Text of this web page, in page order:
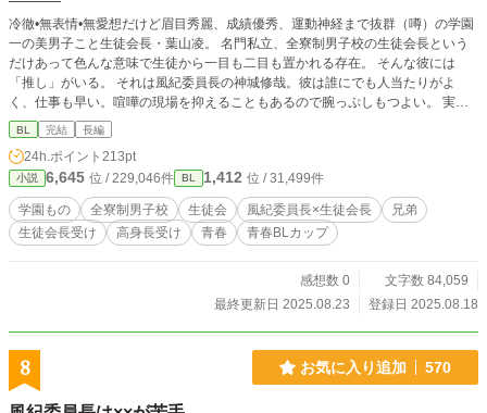
冷徹•無表情•無愛想だけど眉目秀麗、成績優秀、運動神経まで抜群（噂）の学園
一の美男子こと生徒会長・葉山凌。 名門私立、全寮制男子校の生徒会長という
だけあって色んな意味で生徒から一目も二目も置かれる存在。 そんな彼には
「推し」がいる。 それは風紀委員長の神城修哉。彼は誰にでも人当たりがよ
く、仕事も早い。喧嘩の現場を抑えることもあるので腕っぷしもつよい。 実は
生徒会長・葉山凌はコミュ症でビジュアルと家柄、風格だけでここまで上り詰め
た、エセカリスマ。実際はメソメソ泣いてばかりなので、本物のカリスマに憧れ
ている。 終始彼の弟である生徒会補佐の観察記録調で語る、推し活と片思いの
間で揺れる青春恋模様。 本編完結。番外編（after story）でその後の話や過去話
などを描いてます。 （番外編、after storyで生徒会補佐✖️転校生有。可愛い美少
年✖️高身長爽やか男子の話です）
BL 完結 長編
24h.ポイント 213pt
小説 6,645 位 / 229,046件 BL 1,412 位 / 31,499件
学園もの 全寮制男子校 生徒会 風紀委員長×生徒会長
兄弟
生徒会長受け
高身長受け 青春 青春BLカップ​
感想数 0
文字数 84,059
最終更新日 2025.08.23
登録日 2025.08.18
8 お気に入り追加 570